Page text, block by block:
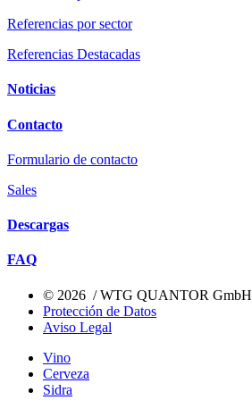
Referencias por sector
Referencias Destacadas
Noticias
Contacto
Formulario de contacto
Sales
Descargas
FAQ
© 2026 / WTG QUANTOR GmbH
Protección de Datos
Aviso Legal
Vino
Cerveza
Sidra